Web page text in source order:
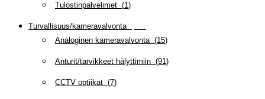
Tulostinpalvelimet (1)
Turvallisuus/kameravalvonta(
Analoginen kameravalvonta(15)
Anturit/tarvikkeet hälyttimiin (91)
CCTV optiikat (7)